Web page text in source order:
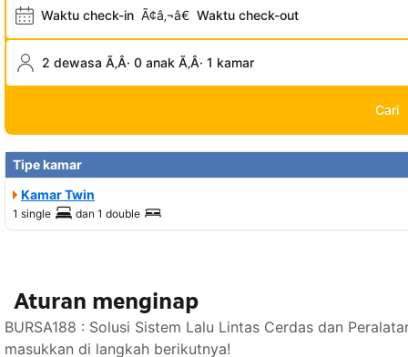
Waktu check-in Ã¢â‚¬â€ Waktu check-out
2 dewasa Ã‚Â· 0 anak Ã‚Â· 1 kamar
Cari
Tipe kamar
Kamar Twin
1 single dan 1 double
Aturan menginap
BURSA188 : Solusi Sistem Lalu Lintas Cerdas dan
masukkan di langkah berikutnya!